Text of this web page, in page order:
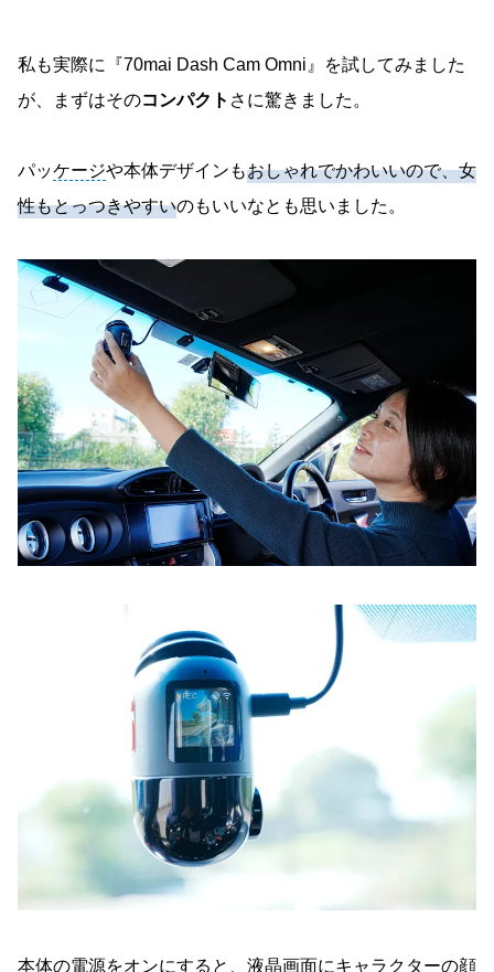
私も実際に『70mai Dash Cam Omni』を試してみました
が、まずはそのコンパクト さに驚きました。
パッケージや本体デザインもおしゃれでかわいいので、女
性もとっつきやすいのもいいなとも思いました。
本体の電源をオンにすると、液晶画面にキャラクターの顔